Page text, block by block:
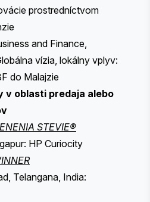
prostredníctvom
and Finance,
vízia, lokálny vplyv:
do Malajzie
v oblasti predaja alebo
STEVIE®
HP Curiocity
Telangana, India: